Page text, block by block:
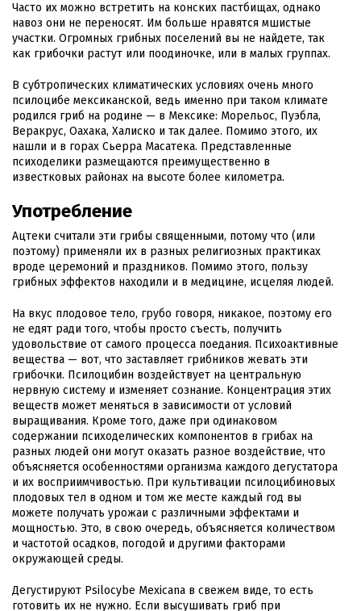
Часто их можно встретить на конских пастбищах, однако
навоз они не переносят. Им больше нравятся мшистые
участки. Огромных грибных поселений вы не найдете, так
как грибочки растут или поодиночке, или в малых группах.
В субтропических климатических условиях очень много
псилоцибе мексиканской, ведь именно при таком климате
родился гриб на родине — в Мексике: Морельос, Пуэбла,
Веракрус, Оахака, Халиско и так далее. Помимо этого, их
нашли и в горах Сьерра Масатека. Представленные
психоделики размещаются преимущественно в
известковых районах на высоте более километра.
Употребление
Ацтеки считали эти грибы священными, потому что (или
поэтому) применяли их в разных религиозных практиках
вроде церемоний и праздников. Помимо этого, пользу
грибных эффектов находили и в медицине, исцеляя людей.
На вкус плодовое тело, грубо говоря, никакое, поэтому его
не едят ради того, чтобы просто съесть, получить
удовольствие от самого процесса поедания. Психоактивные
вещества — вот, что заставляет грибников жевать эти
грибочки. Псилоцибин воздействует на центральную
нервную систему и изменяет сознание. Концентрация этих
веществ может меняться в зависимости от условий
выращивания. Кроме того, даже при одинаковом
содержании психоделических компонентов в грибах на
разных людей они могут оказать разное воздействие, что
объясняется особенностями организма каждого дегустатора
и их восприимчивостью. При культивации псилоцибиновых
плодовых тел в одном и том же месте каждый год вы
можете получать урожаи с различными эффектами и
мощностью. Это, в свою очередь, объясняется количеством
и частотой осадков, погодой и другими факторами
окружающей среды.
Дегустируют Psilocybe Mexicana в свежем виде, то есть
готовить их не нужно. Если высушивать гриб при